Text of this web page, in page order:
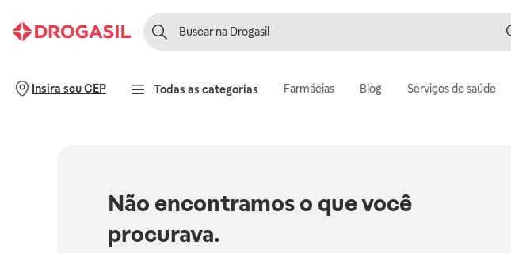
Insira seu CEP Todas as categorias Farmácias Blog Serviços de saúde
Não encontramos o que você
procurava.